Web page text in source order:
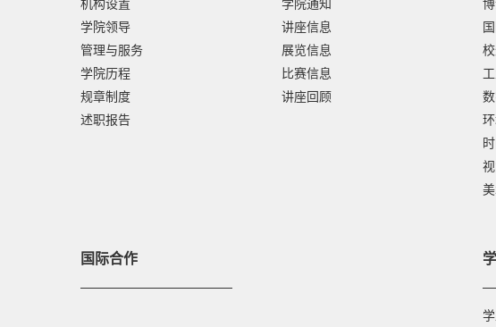
机构设置
学院领导
管理与服务
学院历程
规章制度
述职报告
学院通知
讲座信息
展览信息
比赛信息
讲座回顾
国际合作